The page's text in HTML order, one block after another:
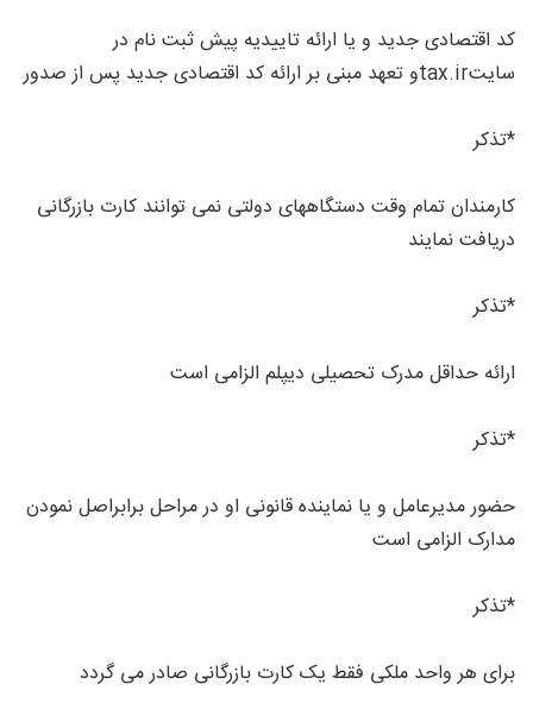
کد اقتصادی جدید و یا ارائه تاییدیه پیش ثبت نام در
سایتtax.irو تعهد مبنی بر ارائه کد اقتصادی جدید پس از صدور
*تذکر
کارمندان تمام وقت دستگاههای دولتی نمی توانند کارت بازرگانی
دریافت نمایند
*تذکر
ارائه حداقل مدرک تحصیلی دیپلم الزامی است
*تذکر
حضور مدیرعامل و یا نماینده قانونی او در مراحل برابراصل نمودن
مدارک الزامی است
*تذکر
برای هر واحد ملکی فقط یک کارت بازرگانی صادر می گردد